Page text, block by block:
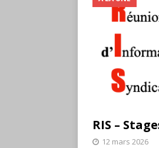
RIS –
12 mars 2026